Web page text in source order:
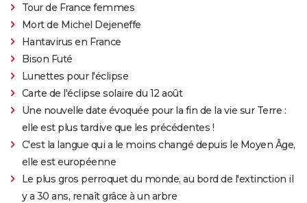
Tour de France femmes
Mort de Michel Dejeneffe
Hantavirus en France
Bison Futé
Lunettes pour l'éclipse
Carte de l'éclipse solaire du 12 août
Une nouvelle date évoquée pour la fin de la vie sur Terre :
elle est plus tardive que les précédentes !
C'est la langue qui a le moins changé depuis le Moyen Âge,
elle est européenne
Le plus gros perroquet du monde, au bord de l'extinction il
y a 30 ans, renaît grâce à un arbre